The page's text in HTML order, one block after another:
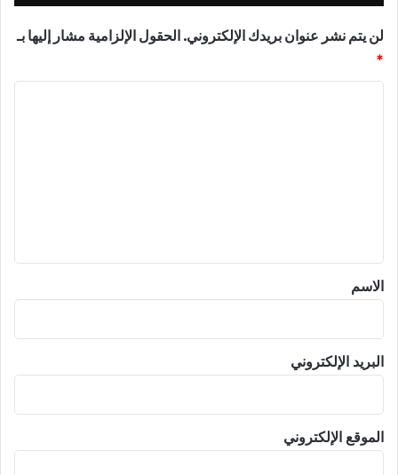
لن يتم نشر عنوان بريدك الإلكتروني. الحقول الإلزامية مشار إليها بـ
*
*
الاسم
البريد الإلكتروني
الموقع الإلكتروني